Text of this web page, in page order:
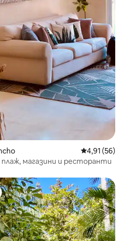
Средна
4,91 (56)
плаж, магазини и ресторанти
гостите